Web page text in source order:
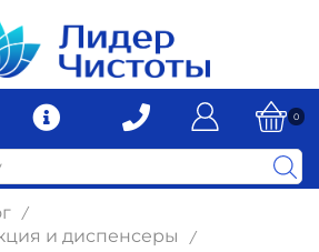
0
/
и диспенсеры /